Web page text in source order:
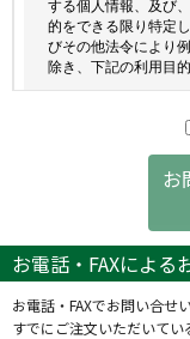
お
お電話・FAXによる
お電話・FAXでお問い合せ
すでにご注文いただいて